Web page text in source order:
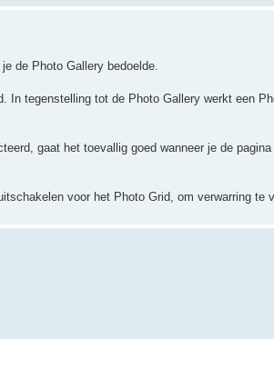
de Photo Gallery bedoelde.
In tegenstelling tot de Photo Gallery werkt een
gaat het toevallig goed wanneer je de
voor het Photo Grid, om verwarring te